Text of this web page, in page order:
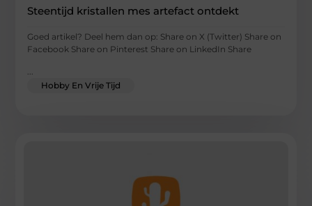
Steentijd kristallen mes artefact ontdekt
Goed artikel? Deel hem dan op: Share on X (Twitter) Share on
Facebook Share on Pinterest Share on LinkedIn Share
Hobby En Vrije Tijd